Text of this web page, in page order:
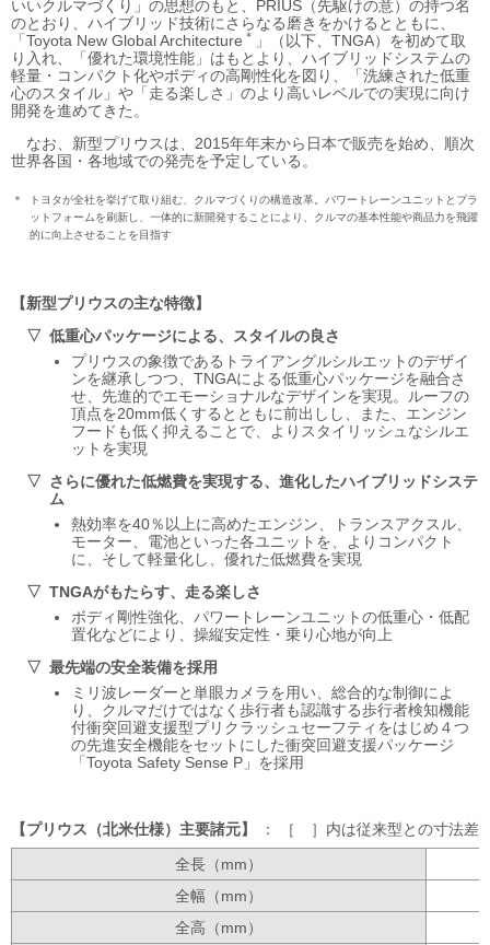
いいクルマづくり」の思想のもと、PRIUS（先駆けの意）の持つ名
のとおり、ハイブリッド技術にさらなる磨きをかけるとともに、
「Toyota New Global Architecture ＊
」（以下、TNGA）を初めて取
り入れ、「優れた環境性能」はもとより、ハイブリッドシステムの
軽量・コンパクト化やボディの高剛性化を図り、「洗練された低重
心のスタイル」や「走る楽しさ」のより高いレベルでの実現に向け
開発を進めてきた。
なお、新型プリウスは、2015年年末から日本で販売を始め、順次
世界各国・各地域での発売を予定している。
＊
トヨタが全社を挙げて取り組む、クルマづくりの構造改革。パワートレーンユニットとプラ
ットフォームを刷新し、一体的に新開発することにより、クルマの基本性能や商品力を飛躍
的に向上させることを目指す
新型プリウスの主な特徴
低重心パッケージによる、スタイルの良さ
プリウスの象徴であるトライアングルシルエットのデザイ
ンを継承しつつ、TNGAによる低重心パッケージを融合さ
せ、先進的でエモーショナルなデザインを実現。ルーフの
頂点を20mm低くするとともに前出しし、また、エンジン
フードも低く抑えることで、よりスタイリッシュなシルエ
ットを実現
さらに優れた低燃費を実現する、進化したハイブリッドシステ
ム
熱効率を40％以上に高めたエンジン、トランスアクスル、
モーター、電池といった各ユニットを、よりコンパクト
に、そして軽量化し、優れた低燃費を実現
TNGAがもたらす、走る楽しさ
ボディ剛性強化、パワートレーンユニットの低重心・低配
置化などにより、操縦安定性・乗り心地が向上
最先端の安全装備を採用
ミリ波レーダーと単眼カメラを用い、総合的な制御によ
り、クルマだけではなく歩行者も認識する歩行者検知機能
付衝突回避支援型プリクラッシュセーフティをはじめ４つ
の先進安全機能をセットにした衝突回避支援パッケージ
「Toyota Safety Sense P」を採用
プリウス（北米仕様）主要諸元 ：
［ ］内は従来型との寸法差
全長（mm）
全幅（mm）
全高（mm）